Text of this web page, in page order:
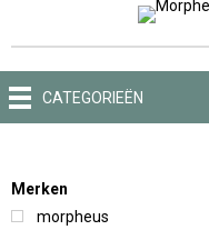
CATEGORIEËN
Merken
morpheus